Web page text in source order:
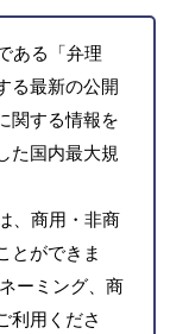
ある「弁理
る最新の公開
関する情報を
た国内最大規
、商用・非商
とができま
ーミング、商
利用くださ